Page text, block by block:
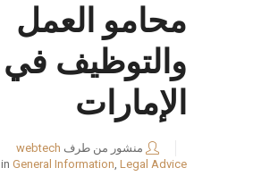
محامو العمل
والتوظيف في
الإمارات
منشور من طرف webtech
in General Information Legal Advice